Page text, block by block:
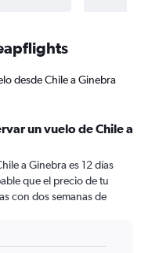
desde Chile a Ginebra
un vuelo de Chile a
a Ginebra es 12 días
que el precio de tu
con dos semanas de